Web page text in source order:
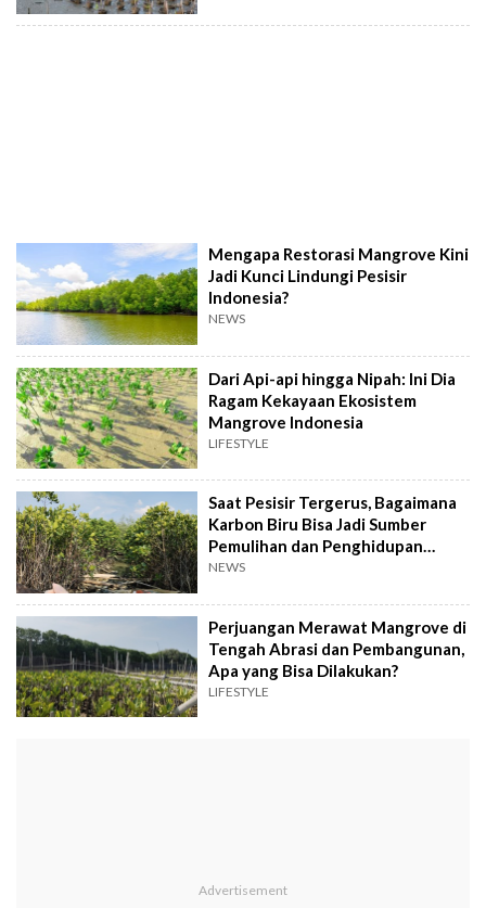
Mengapa Restorasi Mangrove Kini
Jadi Kunci Lindungi Pesisir
Indonesia?
NEWS
Dari Api-api hingga Nipah: Ini Dia
Ragam Kekayaan Ekosistem
Mangrove Indonesia
LIFESTYLE
Saat Pesisir Tergerus, Bagaimana
Karbon Biru Bisa Jadi Sumber
Pemulihan dan Penghidupan
Warga?
NEWS
Perjuangan Merawat Mangrove di
Tengah Abrasi dan Pembangunan,
Apa yang Bisa Dilakukan?
LIFESTYLE